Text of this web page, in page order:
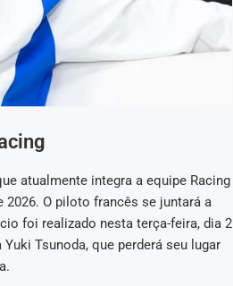
atualmente integra a equipe Racing
2026. O piloto francês se juntará a
foi realizado nesta terça-feira, dia 2
Tsunoda, que perderá seu lugar